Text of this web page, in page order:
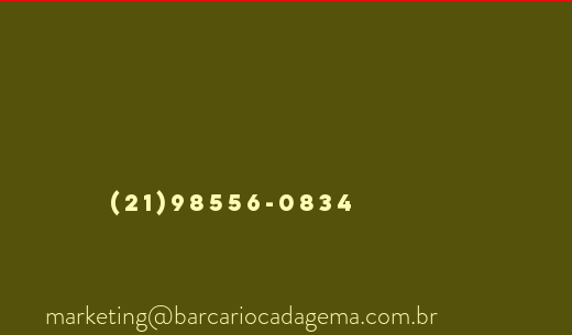
(21)98556-0834
marketing@barcariocadagema.com.br